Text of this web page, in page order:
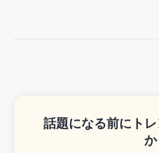
話題になる前にト
か